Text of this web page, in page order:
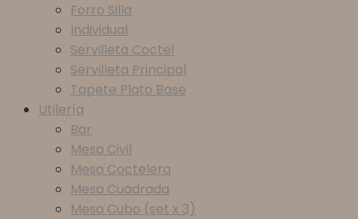
Forro Silla
Individual
Servilleta Coctel
Servilleta Principal
Tapete Plato Base
Utilería
Bar
Mesa Civil
Mesa Coctelera
Mesa Cuadrada
Mesa Cubo (set x 3)